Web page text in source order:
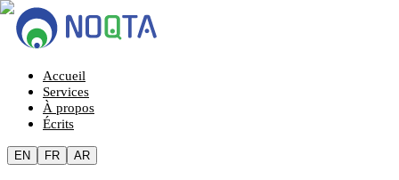
Accueil
Services
À propos
Écrits
EN FR AR